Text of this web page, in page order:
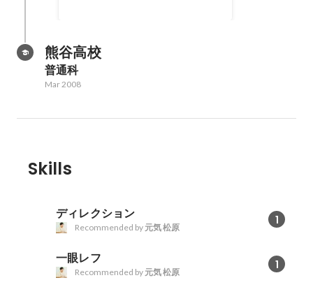
熊谷高校
普通科
Mar 2008
Skills
ディレクション 1
Recommended by 元気 松原
一眼レフ 1
Recommended by 元気 松原